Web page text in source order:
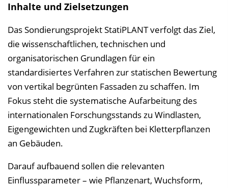
Inhalte und Zielsetzungen
Das Sondierungsprojekt StatiPLANT verfolgt das Ziel,
die wissenschaftlichen, technischen und
organisatorischen Grundlagen für ein
standardisiertes Verfahren zur statischen Bewertung
von vertikal begrünten Fassaden zu schaffen. Im
Fokus steht die systematische Aufarbeitung des
internationalen Forschungsstands zu Windlasten,
Eigengewichten und Zugkräften bei Kletterpflanzen
an Gebäuden.
Darauf aufbauend sollen die relevanten
Einflussparameter – wie Pflanzenart, Wuchsform,